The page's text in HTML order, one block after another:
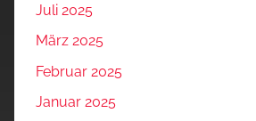
Juli 2025
März 2025
Februar 2025
Januar 2025